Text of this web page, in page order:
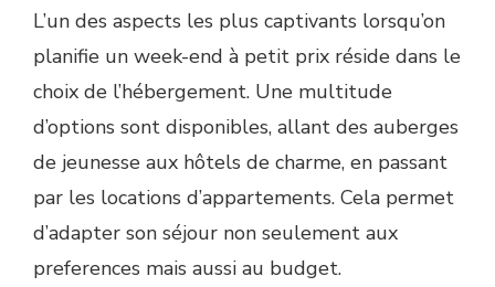
L’un des aspects les plus captivants lorsqu’on
planifie un week-end à petit prix réside dans le
choix de l’hébergement. Une multitude
d’options sont disponibles, allant des auberges
de jeunesse aux hôtels de charme, en passant
par les locations d’appartements. Cela permet
d’adapter son séjour non seulement aux
preferences mais aussi au budget.